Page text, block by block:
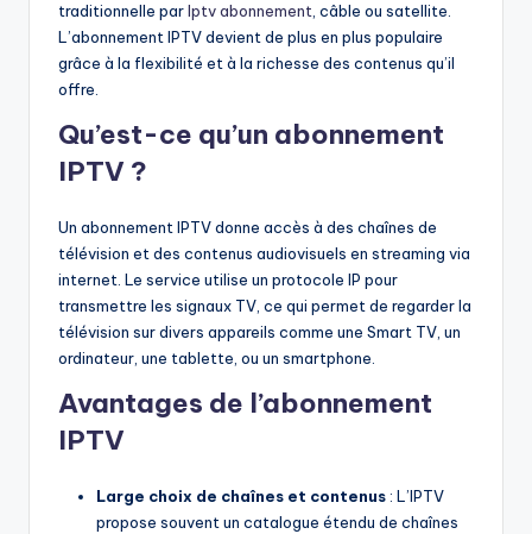
traditionnelle parIptv abonnement , câble ou satellite.
L’abonnement IPTV devient de plus en plus populaire
grâce à la flexibilité et à la richesse des contenus qu’il
offre.
Qu’est-ce qu’un abonnement
IPTV ?
Un abonnement IPTV donne accès à des chaînes de
télévision et des contenus audiovisuels en streaming via
internet. Le service utilise un protocole IP pour
transmettre les signaux TV, ce qui permet de regarder la
télévision sur divers appareils comme une Smart TV, un
ordinateur, une tablette, ou un smartphone.
Avantages de l’abonnement
IPTV
Large choix de chaînes et contenus : L’IPTV
propose souvent un catalogue étendu de chaînes